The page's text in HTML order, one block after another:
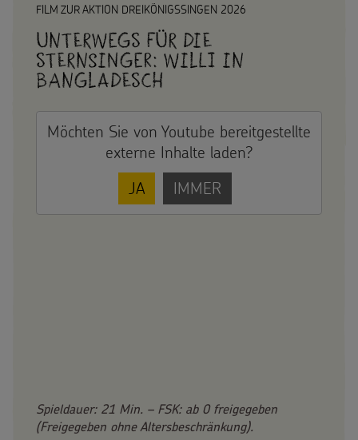
FILM ZUR AKTION DREIKÖNIGSSINGEN 2026
Unterwegs für die
Sternsinger: Willi in
Bangladesch
Möchten Sie von Youtube bereitgestellte
externe Inhalte laden?
JA
IMMER
Spieldauer: 21 Min. – FSK: ab 0 freigegeben
(Freigegeben ohne Altersbeschränkung).